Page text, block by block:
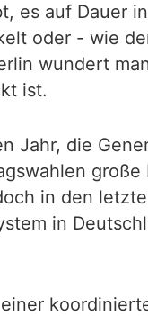
es auf Dauer
oder - wie
wundert
ist.
Jahr, die
in den
in